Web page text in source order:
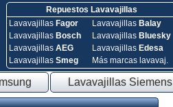
Repuestos Lavavajillas
Lavavajillas Fagor
Lavavajillas Bosch
Lavavajillas AEG
Lavavajillas Smeg
Lavavajillas Balay
Lavavajillas Bluesky
Lavavajillas Edesa
Más marcas lavavaj.
Lavavajillas Siemens